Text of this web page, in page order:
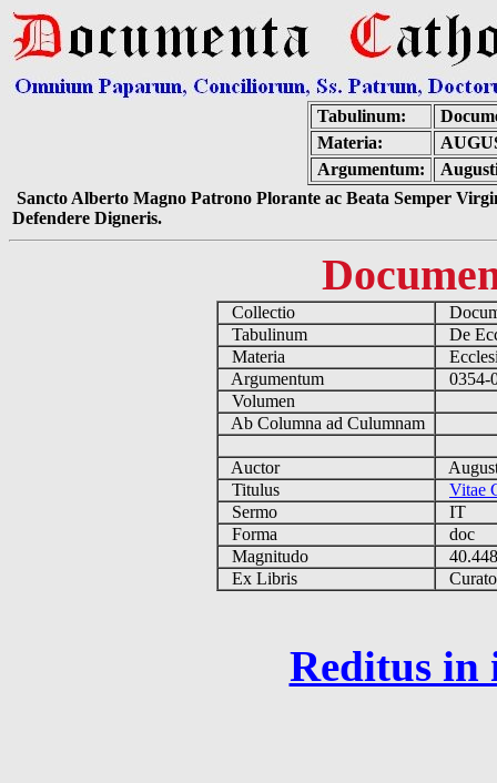
Tabulinum:
Materia:
Argumentum:
Sancto Alberto Magno Patrono Plorante ac Beata Semper
Defendere Digneris.
Collectio
Tabulinum
De
Materia
Argumentum
0354-
Volumen
Ab Columna ad Culumnam
Auctor
Titulus
Vitae
Sermo
IT
Forma
doc
Magnitudo
Ex Libris
Reditus in